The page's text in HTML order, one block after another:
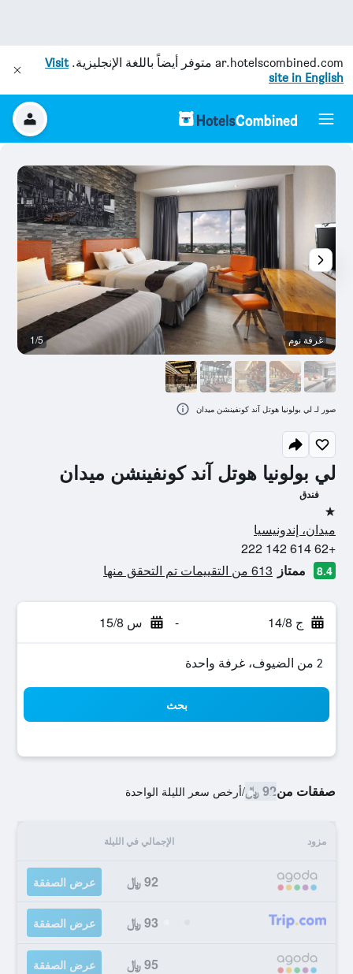
ar.hotelscombined.com متوفر أيضاً باللغة الإنجليزية.Visit
site in English
لي بولونيا هوتل آند كونفينشن ميدان
فندق
نجمة واحدة
ميدان، إندونيسيا
+62 614 142 222
8.4 ممتاز 613 من التقييمات تم التحقق منها
ج 14/8 - س 15/8
2 من الضيوف، غرفة واحدة
بحث
صفقات من92 ﷼ /أرخص سعر الليلة الواحدة
مزود الإجمالي في الليلة
92 ﷼ عرض الصفقة
93 ﷼ عرض الصفقة
95 ﷼ عرض الصفقة
غرفة نوم 1/5
صور لـ لي بولونيا هوتل آند كونفينشن ميدان